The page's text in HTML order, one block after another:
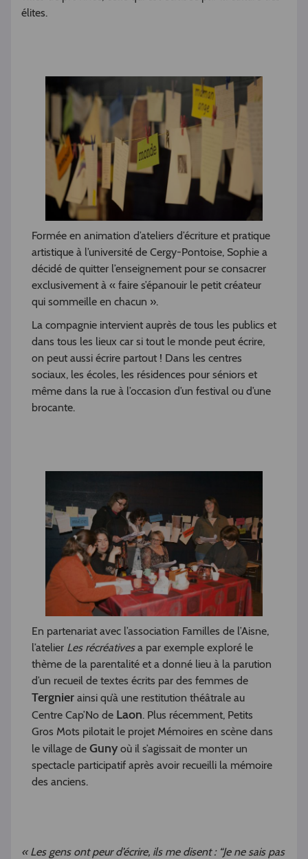
élites.
Formée en animation d’ateliers d’écriture et pratique
artistique à l’université de Cergy-Pontoise, Sophie a
décidé de quitter l’enseignement pour se consacrer
exclusivement à « faire s’épanouir le petit créateur
qui sommeille en chacun ».
La compagnie intervient auprès de tous les publics et
dans tous les lieux car si tout le monde peut écrire,
on peut aussi écrire partout ! Dans les centres
sociaux, les écoles, les résidences pour séniors et
même dans la rue à l’occasion d’un festival ou d’une
brocante.
En partenariat avec l’association Familles de l’Aisne,
l’atelier Les récréativesa par exemple exploré le
thème de la parentalité et a donné lieu à la parution
d’un recueil de textes écrits par des femmes de
Tergnier ainsi qu’à une restitution théâtrale au
Centre Cap’No de Laon. Plus récemment, Petits
Gros Mots pilotait le projet Mémoires en scène dans
le village de Guny où il s’agissait de monter un
spectacle participatif après avoir recueilli la mémoire
des anciens.
« Les gens ont peur d’écrire, ils me disent : “Je ne sais pas